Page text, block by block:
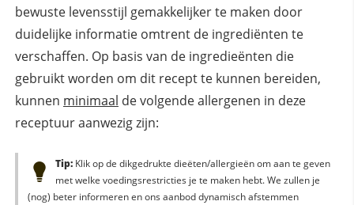
bewuste levensstijl gemakkelijker te maken door
duidelijke informatie omtrent de ingrediënten te
verschaffen. Op basis van de ingredieënten die
gebruikt worden om dit recept te kunnen bereiden,
kunnen minimaal de volgende allergenen in deze
receptuur aanwezig zijn:
Tip:Klik op de dikgedrukte dieëten/allergieën om aan te geven
met welke voedingsrestricties je te maken hebt. We zullen je
(nog) beter informeren en ons aanbod dynamisch afstemmen